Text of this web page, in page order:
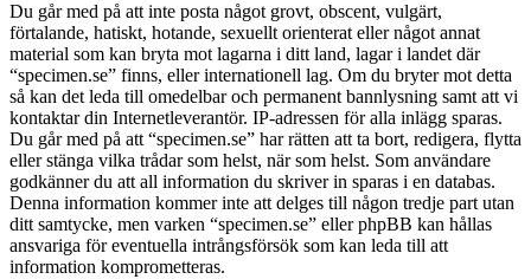
Du går med på att inte posta något grovt, obscent, vulgärt,
förtalande, hatiskt, hotande, sexuellt orienterat eller något annat
material som kan bryta mot lagarna i ditt land, lagar i landet där
“specimen.se” finns, eller internationell lag. Om du bryter mot detta
så kan det leda till omedelbar och permanent bannlysning samt att vi
kontaktar din Internetleverantör. IP-adressen för alla inlägg sparas.
Du går med på att “specimen.se” har rätten att ta bort, redigera, flytta
eller stänga vilka trådar som helst, när som helst. Som användare
godkänner du att all information du skriver in sparas i en databas.
Denna information kommer inte att delges till någon tredje part utan
ditt samtycke, men varken “specimen.se” eller phpBB kan hållas
ansvariga för eventuella intrångsförsök som kan leda till att
information komprometteras.